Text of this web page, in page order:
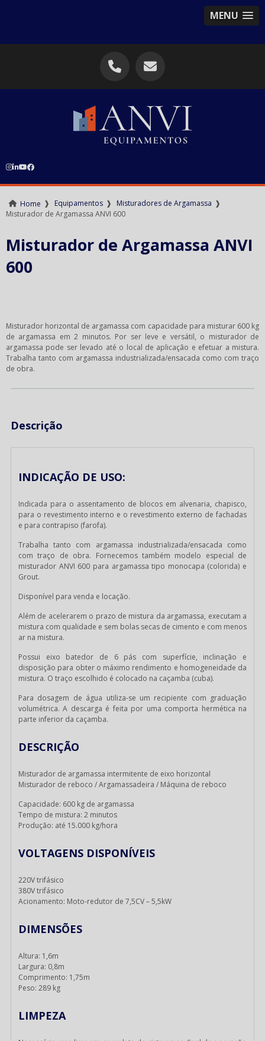
MENU
Home ❱ Equipamentos ❱ Misturadores de Argamassa ❱
Misturador de Argamassa ANVI 600
Misturador de Argamassa ANVI
600
Misturador horizontal de argamassa com capacidade para misturar 600 kg
de argamassa em 2 minutos. Por ser leve e versátil, o misturador de
argamassa pode ser levado até o local de aplicação e efetuar a mistura.
Trabalha tanto com argamassa industrializada/ensacada como com traço
de obra.
Descrição
INDICAÇÃO DE USO:
Indicada para o assentamento de blocos em alvenaria, chapisco,
para o revestimento interno e o revestimento externo de fachadas
e para contrapiso (farofa).
Trabalha tanto com argamassa industrializada/ensacada como
com traço de obra. Fornecemos também modelo especial de
misturador ANVI 600 para argamassa tipo monocapa (colorida) e
Grout.
Disponível para venda e locação.
Além de acelerarem o prazo de mistura da argamassa, executam a
mistura com qualidade e sem bolas secas de cimento e com menos
ar na mistura.
Possui eixo batedor de 6 pás com superfície, inclinação e
disposição para obter o máximo rendimento e homogeneidade da
mistura. O traço escolhido é colocado na caçamba (cuba).
Para dosagem de água utiliza-se um recipiente com graduação
volumétrica. A descarga é feita por uma comporta hermética na
parte inferior da caçamba.
DESCRIÇÃO
Misturador de argamassa intermitente de eixo horizontal
Misturador de reboco / Argamassadeira / Máquina de reboco
Capacidade: 600 kg de argamassa
Tempo de mistura: 2 minutos
Produção: até 15.000 kg/hora
VOLTAGENS DISPONÍVEIS
220V trifásico
380V trifásico
Acionamento: Moto-redutor de 7,5CV – 5,5kW
DIMENSÕES
Altura: 1,6m
Largura: 0,8m
Comprimento: 1,75m
Peso: 289 kg
LIMPEZA